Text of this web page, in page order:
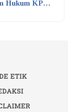
Hukum KP…
ETIK